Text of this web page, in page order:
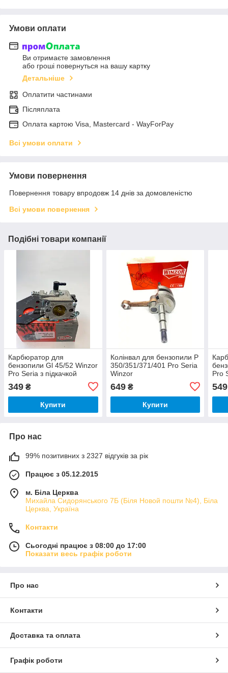
Умови оплати
Ви отримаєте замовлення
або гроші повернуться на вашу картку
Детальніше
Оплатити частинами
Післяплата
Оплата картою Visa, Mastercard - WayForPay
Всі умови оплати
Умови повернення
Повернення товару впродовж 14 днів за домовленістю
Всі умови повернення
Подібні товари компанії
Карбюратор для
бензопили Gl 45/52 Winzor
Pro Seria з підкачкой
349 ₴
Купити
Колінвал для бензопили P
350/351/371/401 Pro Seria
Winzor
649₴
Купити
Pro
549
Про нас
99% позитивних з 2327 відгуків за рік
Працює з 05.12.2015
м. Біла Церква
Михайла Сидорянського 7Б (Біля Новой пошти №4), Біла
Церква, Україна
Контакти
Сьогодні працює з 08:00 до 17:00
Показати весь графік роботи
Про нас
Контакти
Доставка та оплата
Графік роботи